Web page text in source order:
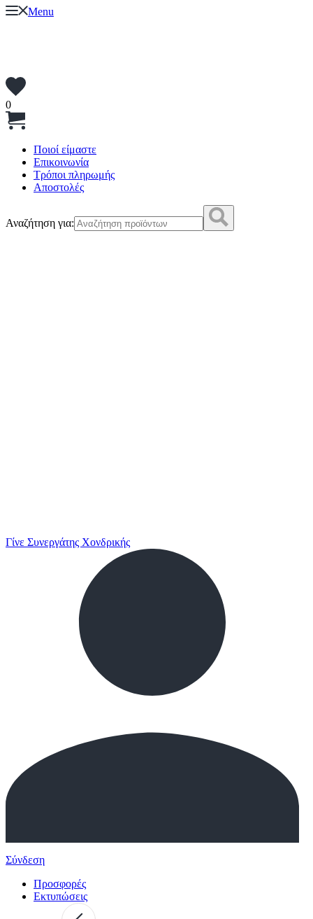
Menu
0
Ποιοί είμαστε
Επικοινωνία
Τρόποι πληρωμής
Αποστολές
Αναζήτηση για:
Γίνε Συνεργάτης Χονδρικής
Σύνδεση
Προσφορές
Εκτυπώσεις